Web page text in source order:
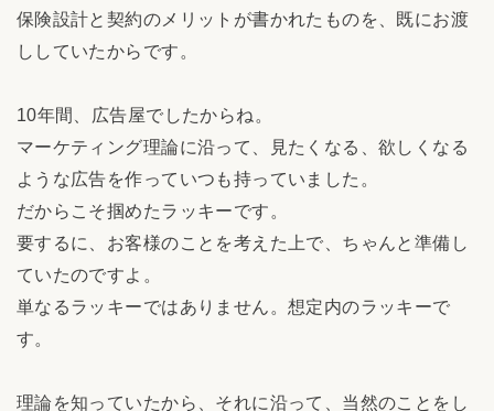
保険設計と契約のメリットが書かれたものを、既にお渡
ししていたからです。
10年間、広告屋でしたからね。
マーケティング理論に沿って、見たくなる、欲しくなる
ような広告を作っていつも持っていました。
だからこそ掴めたラッキーです。
要するに、お客様のことを考えた上で、ちゃんと準備し
ていたのですよ。
単なるラッキーではありません。想定内のラッキーで
す。
理論を知っていたから、それに沿って、当然のことをし